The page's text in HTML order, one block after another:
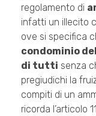
regolamento di
infatti un illecito
ove si specifica
condominio
di tutti senza
pregiudichi la
compiti di un
ricorda l’articolo